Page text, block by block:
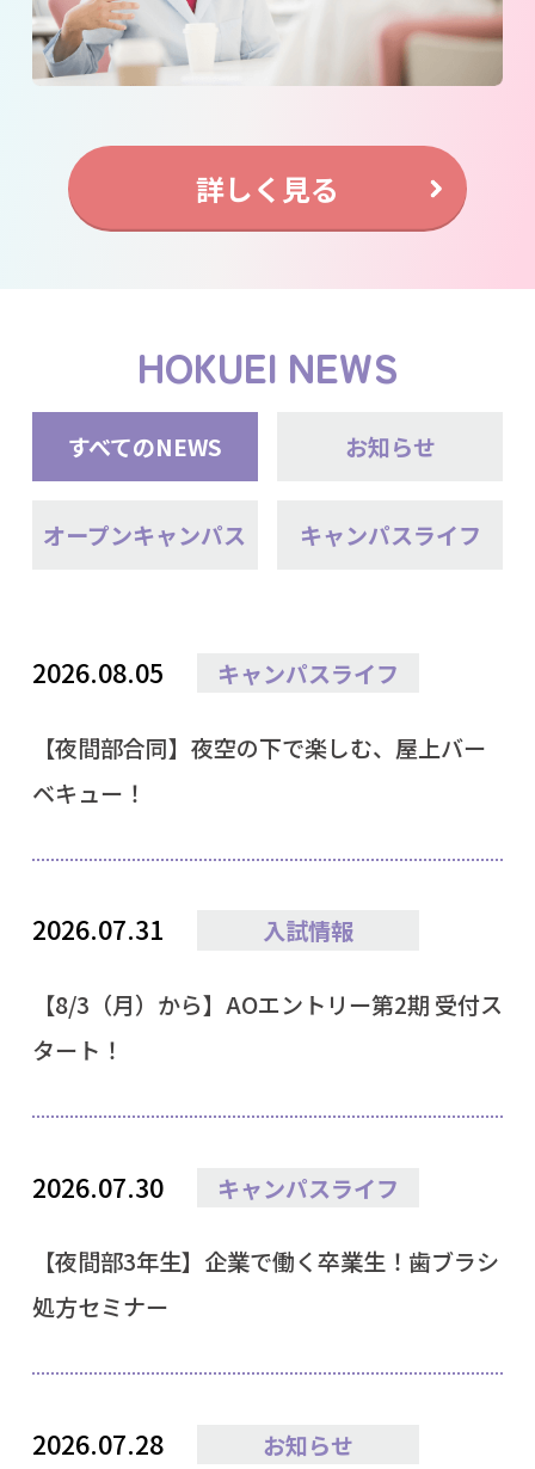
詳しく見る
HOKUEI NEWS
すべてのNEWS お知らせ
オープンキャンパス キャンパスライフ
2026.08.05 キャンパスライフ
【夜間部合同】夜空の下で楽しむ、屋上バー
ベキュー！
2026.07.31 入試情報
【8/3（月）から】AOエントリー第2期 受付ス
タート！
2026.07.30 キャンパスライフ
【夜間部3年生】企業で働く卒業生！歯ブラシ
処方セミナー
2026.07.28 お知らせ